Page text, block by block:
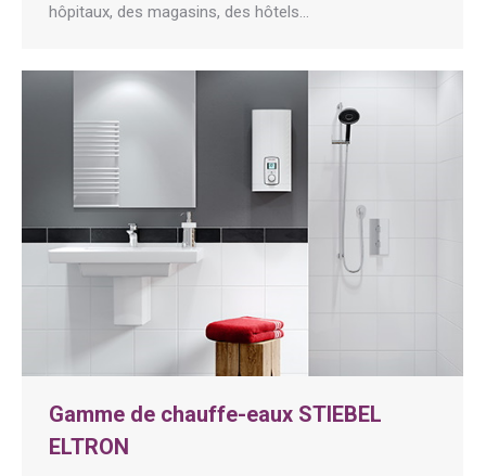
hôpitaux, des magasins, des hôtels…
Gamme de chauffe-eaux STIEBEL
ELTRON